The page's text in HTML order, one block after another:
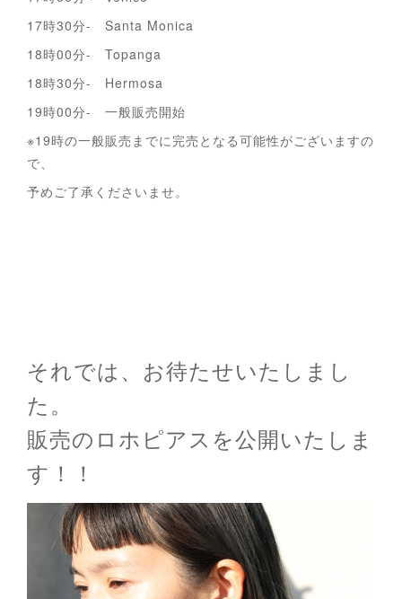
17時30分- Santa Monica
18時00分- Topanga
18時30分- Hermosa
19時00分- 一般販売開始
※19時の一般販売までに完売となる可能性がございますの
で、
予めご了承くださいませ。
それでは、お待たせいたしまし
た。
販売のロホピアスを公開いたしま
す！！